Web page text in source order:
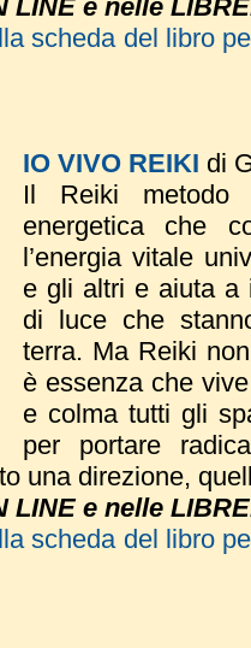
LINE e nelle
scheda del libro
IO VIVO REIKI di
Il Reiki
energetica che
l’energia vitale
e gli altri e aiuta a
di luce che
terra. Ma Reiki
è essenza che
e colma tutti gli
per portare
una direzione,
LINE e nelle
scheda del libro